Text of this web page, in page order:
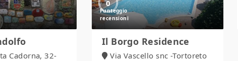
Cadorna, 32-
0
Il Borgo Residence
Via Vascello snc -Tortoreto